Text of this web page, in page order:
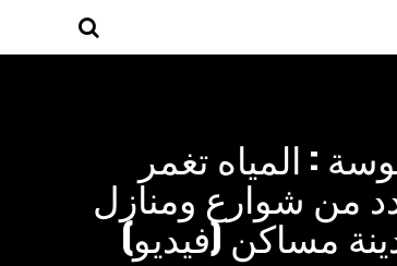
: المياه تغمر
من شوارع ومنازل
مساكن (فيديو)